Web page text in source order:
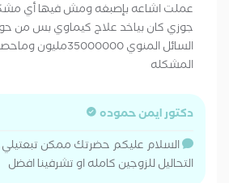
عملت اشاعه بإصبغه ومش فيها أي
السائل المنوي
المشكله
دكتور ايمن حموده
السلام عليكم حضرتك ممكن تبعتيلي
التحاليل للزوجين كامله او تشرفينا افضل